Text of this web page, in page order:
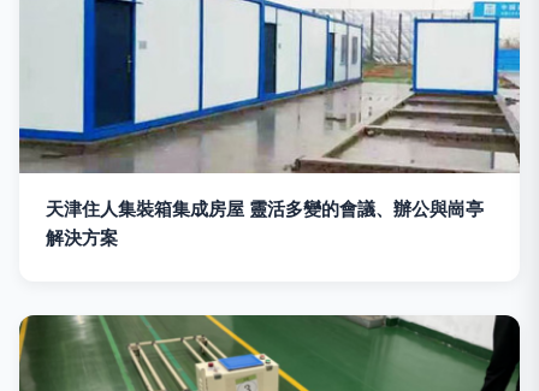
天津住人集裝箱集成房屋 靈活多變的會議、辦公與崗亭
解決方案